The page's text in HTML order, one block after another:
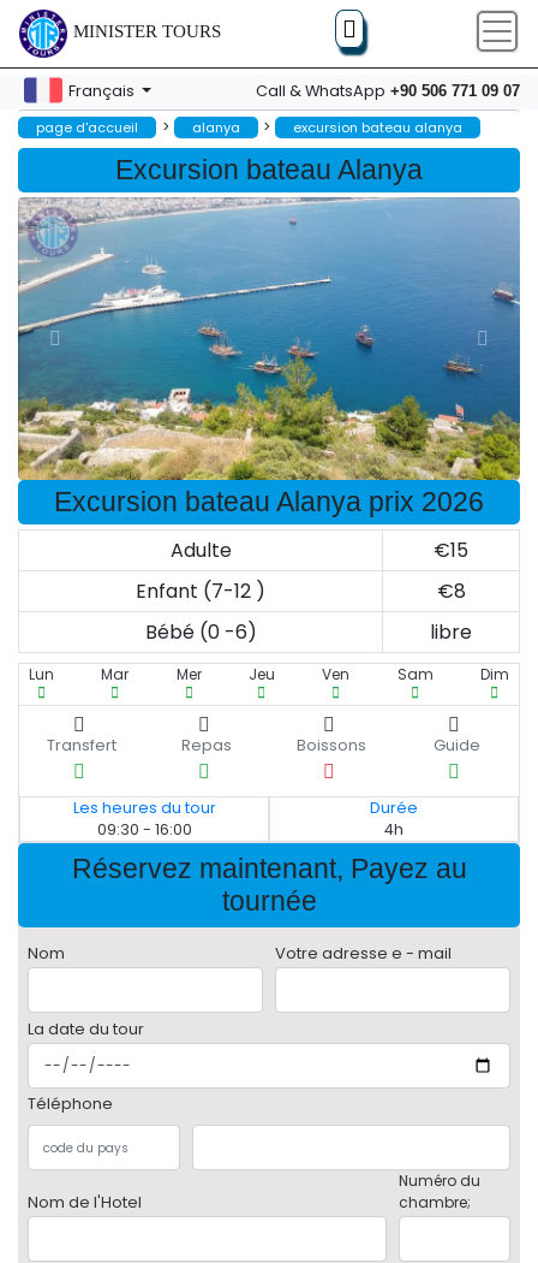
MINISTER TOURS
Français Call & WhatsApp +90 506 771 09 07
page d'accueil > alanya > excursion bateau alanya
Excursion bateau Alanya
Excursion bateau Alanya prix 2026
Adulte
€15
Enfant (7-12 )
€8
Bébé (0 -6)
libre
Lun Mar Mer Jeu Ven Sam Dim
Transfert Repas Boissons Guide
Les heures du tour
09:30 - 16:00
Durée
4h
Réservez maintenant, Payez au
tournée
Nom Votre adresse e - mail
La date du tour
Téléphone
Nom de l'Hotel
Numéro du
chambre;